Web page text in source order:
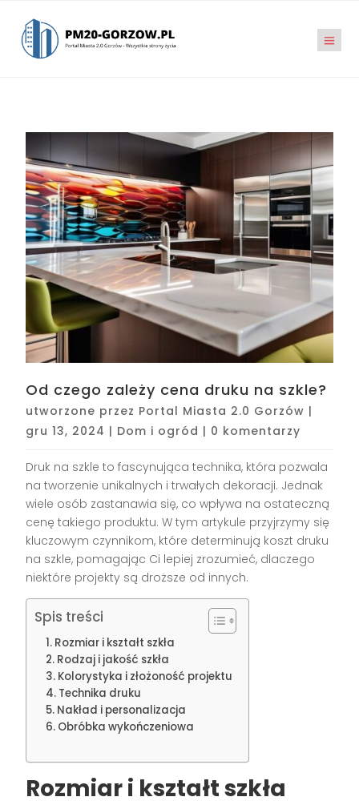
Od czego zależy cena druku na szkle?
utworzone przez Portal Miasta 2.0 Gorzów |
gru 13, 2024 | Dom i ogród | 0 komentarzy
Druk na szkle to fascynująca technika, która pozwala
na tworzenie unikalnych i trwałych dekoracji. Jednak
wiele osób zastanawia się, co wpływa na ostateczną
cenę takiego produktu. W tym artykule przyjrzymy się
kluczowym czynnikom, które determinują koszt druku
na szkle, pomagając Ci lepiej zrozumieć, dlaczego
niektóre projekty są droższe od innych.
Spis treści
Rozmiar i kształt szkła
Rodzaj i jakość szkła
Kolorystyka i złożoność projektu
Technika druku
Nakład i personalizacja
Obróbka wykończeniowa
Rozmiar i kształt szkła